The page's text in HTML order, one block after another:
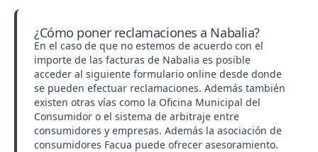
¿Cómo poner reclamaciones a Nabalia?
En el caso de que no estemos de acuerdo con el
importe de las facturas de Nabalia es posible
acceder al siguiente formulario online desde donde
se pueden efectuar reclamaciones. Además también
existen otras vías como la Oficina Municipal del
Consumidor o el sistema de arbitraje entre
consumidores y empresas. Además la asociación de
consumidores Facua puede ofrecer asesoramiento.